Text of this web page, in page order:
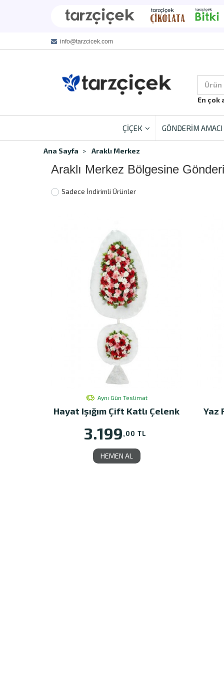
info@tarzcicek.com
Ürün
En çok
ÇİÇEK GÖNDERİM AMACI
Ana Sayfa Araklı Merkez
Araklı Merkez Bölgesine
Sadece İndirimli Ürünler
Aynı Gün Teslimat
Hayat Işığım Çift Katlı Çelenk
3.199,00 TL
HEMEN AL
Yaz